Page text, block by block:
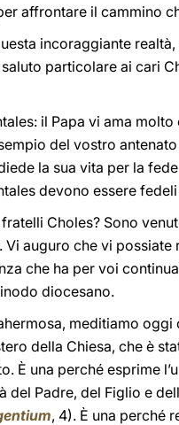
affrontare il cammino
incoraggiante
particolare ai cari
il Papa vi ama
del vostro
la sua vita per la
devono essere
Choles? Sono
Vi auguro che vi possiate
che ha per voi
diocesano.
meditiamo
della Chiesa, che è
È una perché esprime
del Padre, del Figlio e
, 4). È una perché